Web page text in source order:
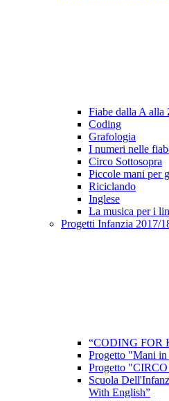
Fiabe dalla A alla
Coding
Grafologia
I numeri nelle
Circo Sottosopra
Piccole mani per
Riciclando
Inglese
La musica per i
Progetti Infanzia 2017/
“CODING FOR
Progetto "Mani in
Progetto
Scuola
With English”